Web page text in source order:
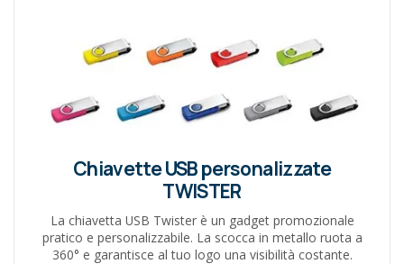
Chiavette USB personalizzate
TWISTER
La chiavetta USB Twister è un gadget promozionale
pratico e personalizzabile. La scocca in metallo ruota a
360° e garantisce al tuo logo una visibilità costante.